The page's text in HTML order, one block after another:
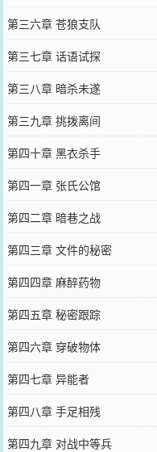
第三六章 苍狼支队
第三七章 话语试探
第三八章 暗杀未遂
第三九章 挑拨离间
第四十章 黑衣杀手
第四一章 张氏公馆
第四二章 暗巷之战
第四三章 文件的秘密
第四四章 麻醉药物
第四五章 秘密跟踪
第四六章 穿破物体
第四七章 异能者
第四八章 手足相残
第四九章 对战中等兵